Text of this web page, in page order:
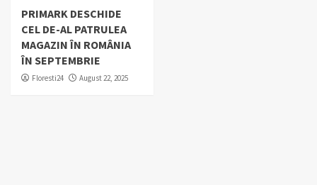
PRIMARK DESCHIDE
CEL DE-AL PATRULEA
MAGAZIN ÎN ROMÂNIA
ÎN SEPTEMBRIE
Floresti24 August 22, 2025